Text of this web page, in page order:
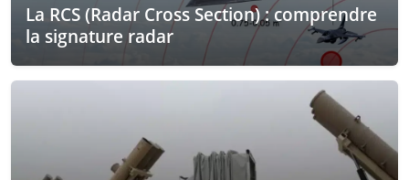
La RCS (Radar Cross Section) : comprendre
la signature radar